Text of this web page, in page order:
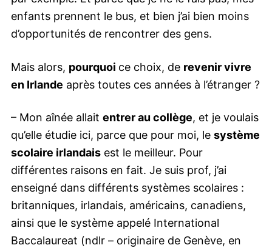
enfants prennent le bus, et bien j’ai bien moins
d’opportunités de rencontrer des gens.
Mais alors, pourquoi ce choix, de revenir vivre
en Irlande après toutes ces années à l’étranger ?
– Mon aînée allait entrer au collège, et je voulais
qu’elle étudie ici, parce que pour moi, le système
scolaire irlandais est le meilleur. Pour
différentes raisons en fait. Je suis prof, j’ai
enseigné dans différents systèmes scolaires :
britanniques, irlandais, américains, canadiens,
ainsi que le système appelé International
Baccalaureat (ndlr – originaire de Genève, en